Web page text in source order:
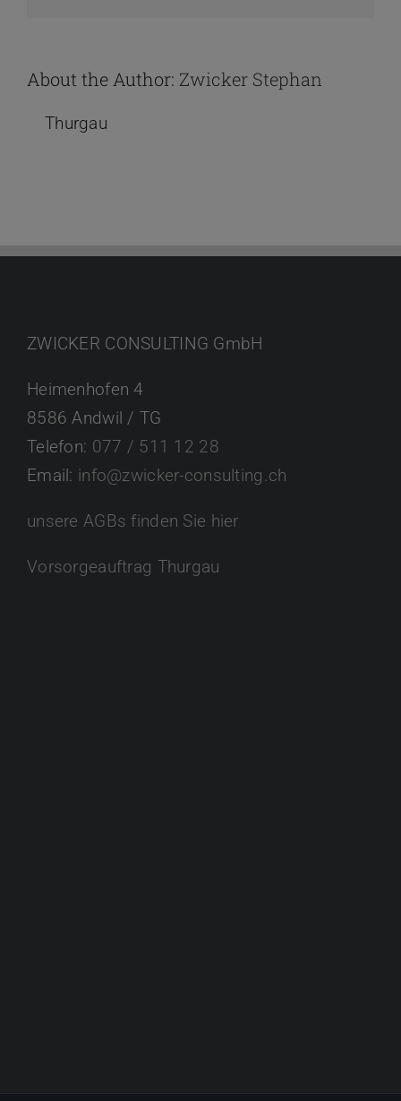
About the Author: Zwicker Stephan
Thurgau
ZWICKER CONSULTING GmbH
Heimenhofen 4
8586 Andwil / TG
Telefon: 077 / 511 12 28
Email: info@zwicker-consulting.ch
unsere AGBs finden Sie hier
Vorsorgeauftrag Thurgau